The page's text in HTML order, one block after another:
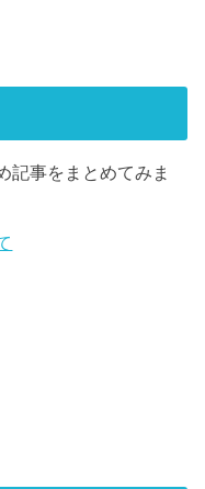
記事をまとめてみま